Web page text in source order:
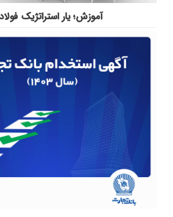
آموزش؛ یار استراتژیک